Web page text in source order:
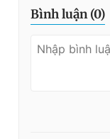
Bình luận (0)